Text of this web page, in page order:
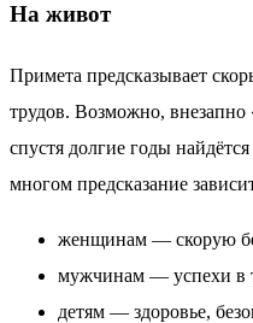
На живот
Примета предсказывает
трудов. Возможно,
спустя долгие годы
многом предсказание
женщинам — скорую
мужчинам — успехи в
детям — здоровье,